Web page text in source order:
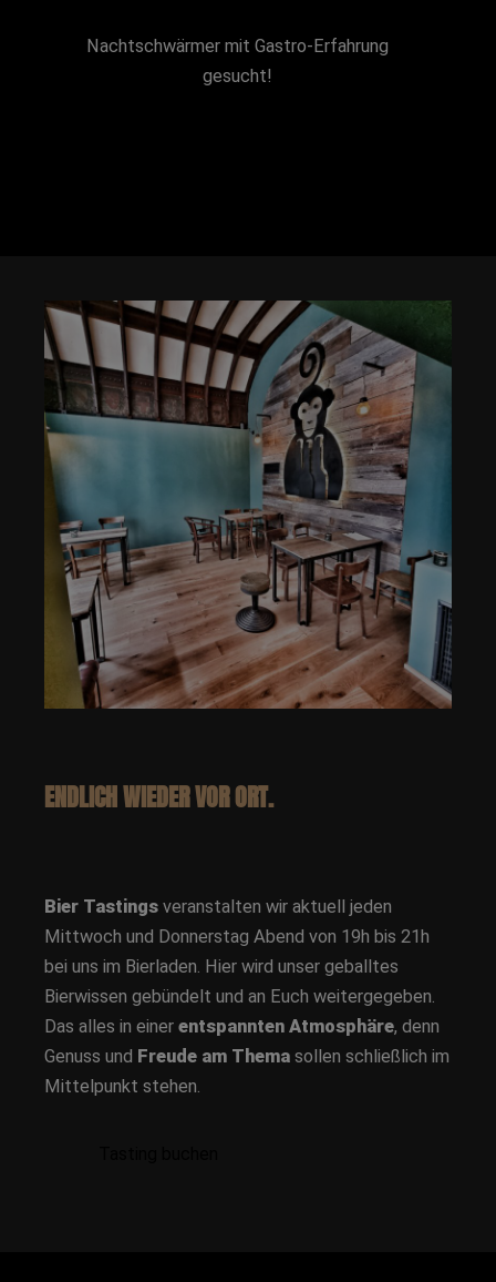
Nachtschwärmer mit Gastro-Erfahrung
gesucht!
ENDLICH WIEDER VOR ORT.
Bier Tastings veranstalten wir aktuell jeden
Mittwoch und Donnerstag Abend von 19h bis 21h
bei uns im Bierladen. Hier wird unser geballtes
Bierwissen gebündelt und an Euch weitergegeben.
Das alles in einer entspannten Atmosphäre, denn
Genuss und Freude am Thema sollen schließlich im
Mittelpunkt stehen.